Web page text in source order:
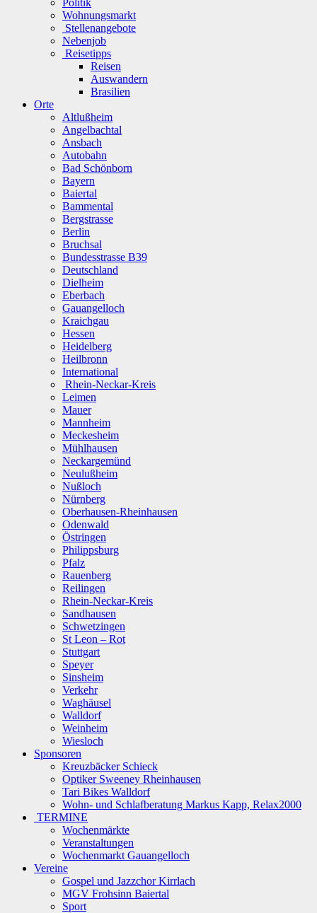
Politik
Wohnungsmarkt
Stellenangebote
Nebenjob
Reisetipps
Reisen
Auswandern
Brasilien
Orte
Altlußheim
Angelbachtal
Ansbach
Autobahn
Bad Schönborn
Bayern
Baiertal
Bammental
Bergstrasse
Berlin
Bruchsal
Bundesstrasse B39
Deutschland
Dielheim
Eberbach
Gauangelloch
Kraichgau
Hessen
Heidelberg
Heilbronn
International
Rhein-Neckar-Kreis
Leimen
Mauer
Mannheim
Meckesheim
Mühlhausen
Neckargemünd
Neulußheim
Nußloch
Nürnberg
Oberhausen-Rheinhausen
Odenwald
Östringen
Philippsburg
Pfalz
Rauenberg
Reilingen
Rhein-Neckar-Kreis
Sandhausen
Schwetzingen
St Leon – Rot
Stuttgart
Speyer
Sinsheim
Verkehr
Waghäusel
Walldorf
Weinheim
Wiesloch
Sponsoren
Kreuzbäcker Schieck
Optiker Sweeney Rheinhausen
Tari Bikes Walldorf
Wohn- und Schlafberatung Markus Kapp, Relax2000
TERMINE
Wochenmärkte
Veranstaltungen
Wochenmarkt Gauangelloch
Vereine
Gospel und Jazzchor Kirrlach
MGV Frohsinn Baiertal
Sport